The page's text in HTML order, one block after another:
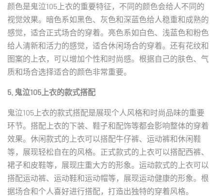
颜色是鬼泣105上衣的重要特征，不同的颜色会给人不同的
视觉效果。暗色系如黑色、灰色和深蓝色给人稳重和成熟的
感觉，适合正式场合的穿着。亮色系如白色、浅蓝色和粉色
给人清新和活力的感觉，适合休闲场合的穿着。还有花纹和
图案的上衣，可以增加个性和时尚感。根据自己的肤色、气
质和场合选择适合的颜色非常重要。
5. 鬼泣105上衣的款式搭配
鬼泣105上衣的款式搭配是展现个人风格和时尚品味的重要
环节。搭配上衣的下装、鞋子和配饰等都会影响整体的穿着
效果。休闲款式的上衣可以搭配牛仔裤、运动裤和休闲鞋
等，展现轻松自在的风格。正式款式的上衣可以搭配西裤、
裙子和皮鞋等，展现庄重大方的形象。运动款式的上衣可以
搭配运动裤、运动鞋和运动帽等，展现运动健康的形象。根
据场合和个人喜好进行搭配，打造出独特的穿着风格。